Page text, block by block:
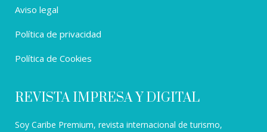
Aviso legal
Política de privacidad
Política de Cookies
REVISTA IMPRESA Y DIGITAL
Soy Caribe Premium, revista internacional de turismo,